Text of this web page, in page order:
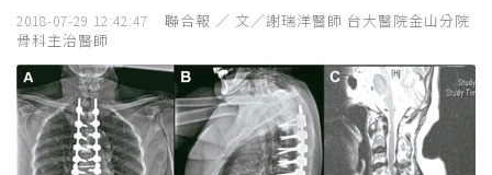
2018-07-29 12:42:47
聯合報 ／ 文／謝瑞洋醫師 台大醫院金山分院
骨科主治醫師